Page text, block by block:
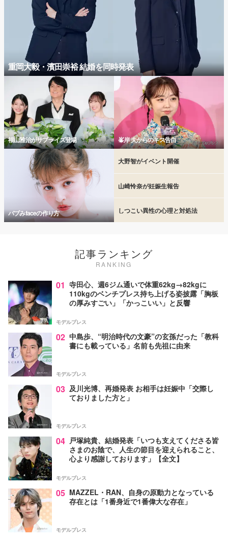
重岡大毅・濱田崇裕 結婚を同時発表
福山雅治がサプライズ登場 峯岸 夫からのキス告白
バブみfaceの作り方
大野智がイベント開催
山崎怜奈が妊娠生報告
しつこい異性の心理と対処法
記事ランキング
RANKING
01 寺田心、週6ジム通いで体重62kg→82kgに
110kgのベンチプレス持ち上げる姿披露「胸板
の厚みすごい」「かっこいい」と反響
モデルプレス
02 中島歩、“明治時代の文豪”の玄孫だった「教科
書にも載っている」名前も先祖に由来
モデルプレス
03 及川光博、再婚発表 お相手は妊娠中「交際し
ておりました方と」
モデルプレス
04 戸塚純貴、結婚発表「いつも支えてくださる皆
さまのお陰で、人生の節目を迎えられること、
心より感謝しております」【全文】
モデルプレス
05 MAZZEL・RAN、自身の原動力となっている
存在とは「1番身近で1番偉大な存在」
モデルプレス